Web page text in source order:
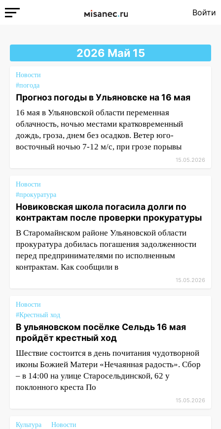
Войти
2026 Май 15
Новости
#погода
Прогноз погоды в Ульяновске на 16 мая
16 мая в Ульяновской области переменная
облачность, ночью местами кратковременный
дождь, гроза, днем без осадков. Ветер юго-
восточный ночью 7-12 м/с, при грозе порывы
15.05.2026
Новости
#прокуратура
Новиковская школа погасила долги по
контрактам после проверки прокуратуры
В Старомайнском районе Ульяновской области
прокуратура добилась погашения задолженности
перед предпринимателями по исполненным
контрактам. Как сообщили в
15.05.2026
Новости
#Крестный ход
В ульяновском посёлке Сельдь 16 мая
пройдёт крестный ход
Шествие состоится в день почитания чудотворной
иконы Божией Матери «Нечаянная радость». Сбор
– в 14:00 на улице Старосельдинской, 62 у
поклонного креста По
15.05.2026
Культура
Новости